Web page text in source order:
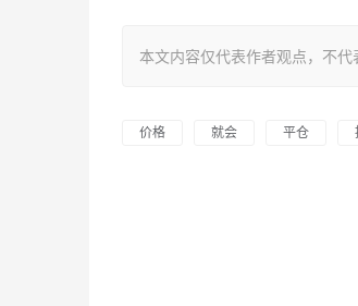
本文内容仅代表作者观点，不
价格 就会 平仓